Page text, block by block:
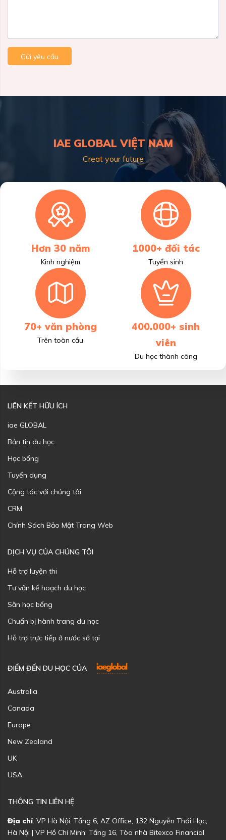
Gửi yêu cầu
IAE GLOBAL VIỆT NAM
Creat your future
Hơn 30 năm
Kinh nghiệm
1000+ đối tác
Tuyển sinh
70+ văn phòng
Trên toàn cầu
400.000+ sinh
viên
Du học thành công
LIÊN KẾT HỮU ÍCH
iae GLOBAL
Bản tin du học
Học bổng
Tuyển dụng
Cộng tác với chúng tôi
CRM
Chính Sách Bảo Mật Trang Web
DỊCH VỤ CỦA CHÚNG TÔI
Hỗ trợ luyện thi
Tư vấn kế hoạch du học
Săn học bổng
Chuẩn bị hành trang du học
Hỗ trợ trực tiếp ở nước sở tại
ĐIỂM ĐẾN DU HỌC CỦA
Australia
Canada
Europe
New Zealand
UK
USA
THÔNG TIN LIÊN HỆ
Địa chỉ: VP Hà Nội: Tầng 6, AZ Office, 132 Nguyễn Thái Học,
Hà Nội | VP Hồ Chí Minh: Tầng 16, Tòa nhà Bitexco Financial